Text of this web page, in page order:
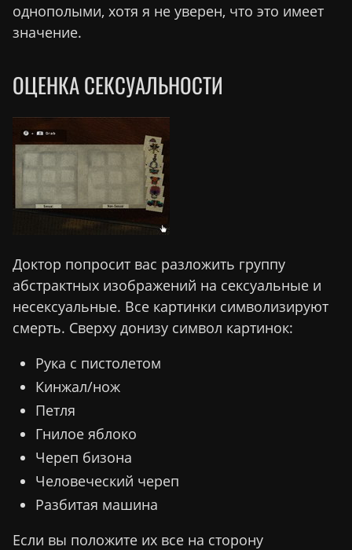
однополыми, хотя я не уверен, что это имеет
значение.
ОЦЕНКА СЕКСУАЛЬНОСТИ
Доктор попросит вас разложить группу
абстрактных изображений на сексуальные и
несексуальные. Все картинки символизируют
смерть. Сверху донизу символ картинок:
Рука с пистолетом
Кинжал/нож
Петля
Гнилое яблоко
Череп бизона
Человеческий череп
Разбитая машина
Если вы положите их все на сторону